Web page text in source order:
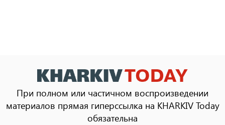
При полном или частичном воспроизведении
материалов прямая гиперссылка на KHARKIV Today
обязательна